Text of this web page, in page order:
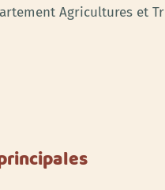
Agricultures et Tr